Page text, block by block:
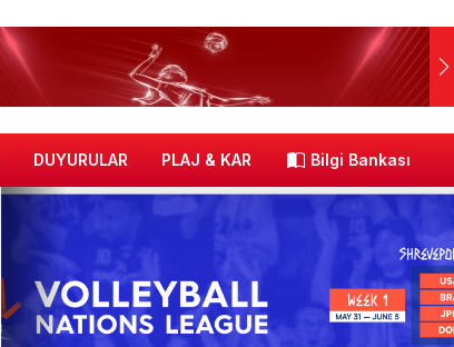
DUYURULAR PLAJ & KAR Bilgi Bankası